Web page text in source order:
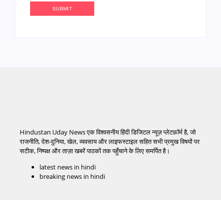
Hindustan Uday News एक विश्वसनीय हिंदी डिजिटल न्यूज़ प्लेटफ़ॉर्म है, जो
राजनीति, देश-दुनिया, खेल, व्यवसाय और लाइफस्टाइल सहित सभी प्रमुख विषयों पर
सटीक, निष्पक्ष और ताज़ा खबरें पाठकों तक पहुँचाने के लिए समर्पित है।
latest news in hindi
breaking news in hindi